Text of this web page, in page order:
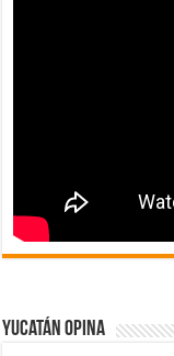
Yucatán Opina